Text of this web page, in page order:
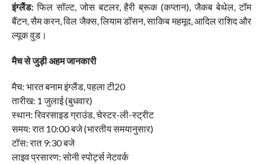
इंग्लैंड:फिल सॉल्ट, जोस बटलर, हैरी ब्रूक (कप्तान), जैकब बेथेल, टॉम
बैंटन, सैम करन, विल जैक्स, लियाम डॉसन, साकिब महमूद, आदिल राशिद और
ल्यूक वुड।
मैच से जुड़ी अहम जानकारी
मैच: भारत बनाम इंग्लैंड, पहला टी20
तारीख: 1 जुलाई (बुधवार)
स्थान: रिवरसाइड ग्राउंड, चेस्टर-ली-स्ट्रीट
समय: रात 10:00 बजे (भारतीय समयानुसार)
टॉस: रात 9:30 बजे
लाइव प्रसारण: सोनी स्पोर्ट्स नेटवर्क